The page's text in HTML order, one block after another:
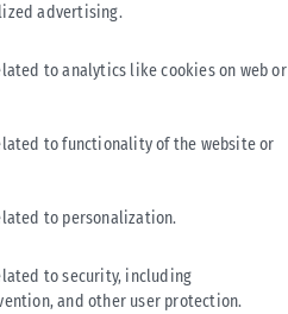
advertising.
to analytics like cookies on web or
to functionality of the website or
to personalization.
to security, including
and other user protection.
να αποφύγουν την
Πλεύρης, είχε περιγράψει
παράνομα στη χώρα δεν
εάν απορριφθεί το άσυλό
για όσους εισέρχονται